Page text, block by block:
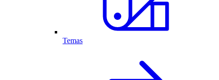
Temas